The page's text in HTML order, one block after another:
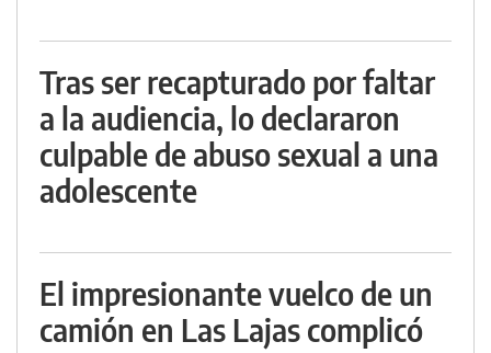
Tras ser recapturado por faltar
a la audiencia, lo declararon
culpable de abuso sexual a una
adolescente
El impresionante vuelco de un
camión en Las Lajas complicó